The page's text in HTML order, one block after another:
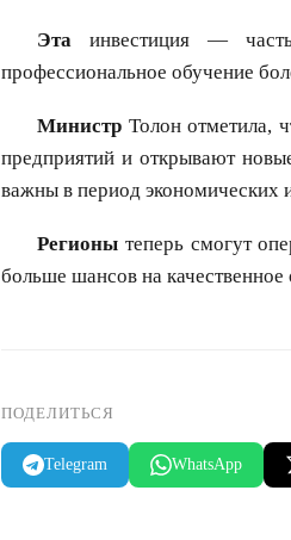
Эта инвестиция —
профессиональное обучение
Министр Толон отметила,
предприятий и открывают
важны в период экономических
Регионы теперь смогут
больше шансов на
ПОДЕЛИТЬСЯ
Telegram WhatsApp